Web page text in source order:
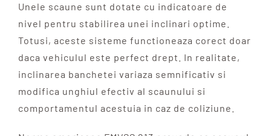
Unele scaune sunt dotate cu indicatoare de
nivel pentru stabilirea unei inclinari optime.
Totusi, aceste sisteme functioneaza corect doar
daca vehiculul este perfect drept. In realitate,
inclinarea banchetei variaza semnificativ si
modifica unghiul efectiv al scaunului si
comportamentul acestuia in caz de coliziune.